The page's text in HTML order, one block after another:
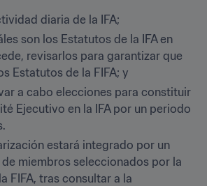
diaria de la IFA;
son los Estatutos de la IFA en
revisarlos para garantizar que
Estatutos de la FIFA; y
a cabo elecciones para constituir
Ejecutivo en la IFA por un periodo
estará integrado por un
miembros seleccionados por la
FIFA, tras consultar a la